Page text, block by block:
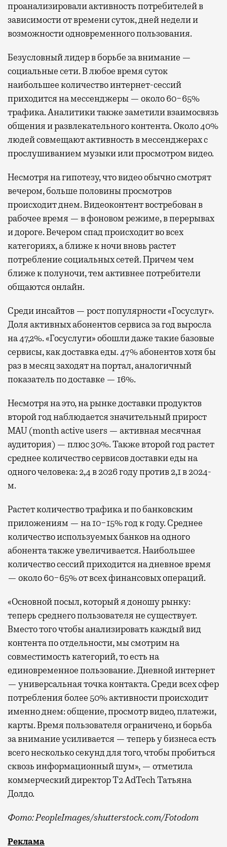
проанализировали активность потребителей в
зависимости от времени суток, дней недели и
возможности одновременного пользования.
Безусловный лидер в борьбе за внимание —
социальные сети. В любое время суток
наибольшее количество интернет-сессий
приходится на мессенджеры — около 60−65%
трафика. Аналитики также заметили взаимосвязь
общения и развлекательного контента. Около 40%
людей совмещают активность в мессенджерах с
прослушиванием музыки или просмотром видео.
Несмотря на гипотезу, что видео обычно смотрят
вечером, больше половины просмотров
происходит днем. Видеоконтент востребован в
рабочее время — в фоновом режиме, в перерывах
и дороге. Вечером спад происходит во всех
категориях, а ближе к ночи вновь растет
потребление социальных сетей. Причем чем
ближе к полуночи, тем активнее потребители
общаются онлайн.
Среди инсайтов — рост популярности «Госуслуг».
Доля активных абонентов сервиса за год выросла
на 47,2%. «Госуслуги» обошли даже такие базовые
сервисы, как доставка еды. 47% абонентов хотя бы
раз в месяц заходят на портал, аналогичный
показатель по доставке — 16%.
Несмотря на это, на рынке доставки продуктов
второй год наблюдается значительный прирост
MAU (month active users — активная месячная
аудитория) — плюс 30%. Также второй год растет
среднее количество сервисов доставки еды на
одного человека: 2,4 в 2026 году против 2,1 в 2024-
м.
Растет количество трафика и по банковским
приложениям — на 10−15% год к году. Среднее
количество используемых банков на одного
абонента также увеличивается. Наибольшее
количество сессий приходится на дневное время
— около 60−65% от всех финансовых операций.
«Основной посыл, который я доношу рынку:
теперь среднего пользователя не существует.
Вместо того чтобы анализировать каждый вид
контента по отдельности, мы смотрим на
совместимость категорий, то есть на
единовременное пользование. Дневной интернет
— универсальная точка контакта. Среди всех сфер
потребления более 50% активности происходит
именно днем: общение, просмотр видео, платежи,
карты. Время пользователя ограничено, и борьба
за внимание усиливается — теперь у бизнеса есть
всего несколько секунд для того, чтобы пробиться
сквозь информационный шум», — отметила
коммерческий директор Т2 AdTech Татьяна
Долдо.
Фото: PeopleImages/shutterstock.com/Fotodom
Мобильный оператор Т2 изучил модели интернет-
Реклама